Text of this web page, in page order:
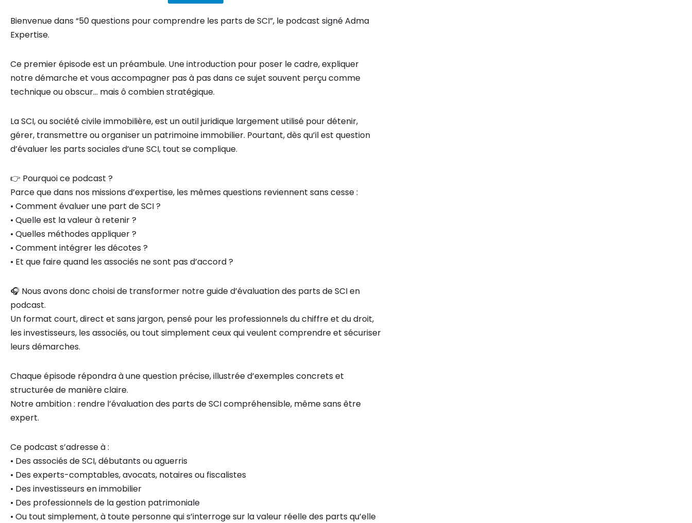
Bienvenue dans “50 questions pour comprendre les parts de SCI”, le podcast signé Adma
Expertise.
Ce premier épisode est un préambule. Une introduction pour poser le cadre, expliquer
notre démarche et vous accompagner pas à pas dans ce sujet souvent perçu comme
technique ou obscur… mais ô combien stratégique.
La SCI, ou société civile immobilière, est un outil juridique largement utilisé pour détenir,
gérer, transmettre ou organiser un patrimoine immobilier. Pourtant, dès qu’il est question
d’évaluer les parts sociales d’une SCI, tout se complique.
👉 Pourquoi ce podcast ?
Parce que dans nos missions d’expertise, les mêmes questions reviennent sans cesse :
• Comment évaluer une part de SCI ?
• Quelle est la valeur à retenir ?
• Quelles méthodes appliquer ?
• Comment intégrer les décotes ?
• Et que faire quand les associés ne sont pas d’accord ?
🎧 Nous avons donc choisi de transformer notre guide d’évaluation des parts de SCI en
podcast.
Un format court, direct et sans jargon, pensé pour les professionnels du chiffre et du droit,
les investisseurs, les associés, ou tout simplement ceux qui veulent comprendre et sécuriser
leurs démarches.
Chaque épisode répondra à une question précise, illustrée d’exemples concrets et
structurée de manière claire.
Notre ambition : rendre l’évaluation des parts de SCI compréhensible, même sans être
expert.
Ce podcast s’adresse à :
• Des associés de SCI, débutants ou aguerris
• Des experts-comptables, avocats, notaires ou fiscalistes
• Des investisseurs en immobilier
• Des professionnels de la gestion patrimoniale
• Ou tout simplement, à toute personne qui s’interroge sur la valeur réelle des parts qu’elle